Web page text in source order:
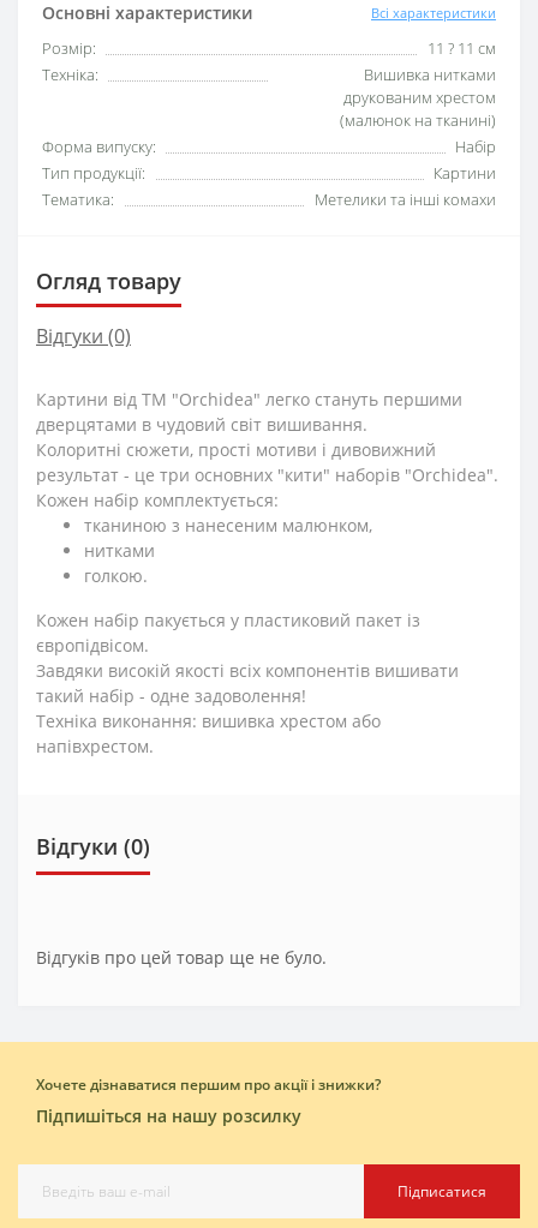
Основні характеристики Всі характеристики
Розмір:
11 ? 11 см
Техніка:
Вишивка нитками
друкованим хрестом
(малюнок на тканині)
Форма випуску:
Набір
Тип продукції:
Картини
Тематика:
Метелики та інші комахи
Огляд товару
Відгуки (0)
Картини від ТМ "Orchidea" легко стануть першими
дверцятами в чудовий світ вишивання.
Колоритні сюжети, прості мотиви і дивовижний
результат - це три основних "кити" наборів "Orchidea".
Кожен набір комплектується:
тканиною з нанесеним малюнком,
нитками
голкою.
Кожен набір пакується у пластиковий пакет із
європідвісом.
Завдяки високій якості всіх компонентів вишивати
такий набір - одне задоволення!
Техніка виконання: вишивка хрестом або
напівхрестом.
Відгуки (0)
Відгуків про цей товар ще не було.
Хочете дізнаватися першим про акції і знижки?
Підпишіться на нашу розсилку
Підписатися